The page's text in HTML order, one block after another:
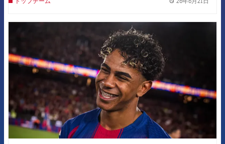
FCB Barcelona badge